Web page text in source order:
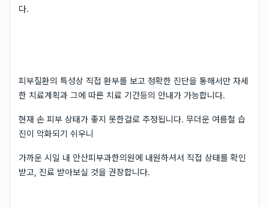
다.
피부질환의 특성상 직접 환부를 보고 정확한 진단을 통해서만 자세
한 치료계획과 그에 따른 치료 기간등의 안내가 가능합니다.
현재 손 피부 상태가 좋지 못한걸로 추정됩니다. 무더운 여름철 습
진이 악화되기 쉬우니
가까운 시일 내 안산피부과한의원에 내원하셔서 직접 상태를 확인
받고, 진료 받아보실 것을 권장합니다.